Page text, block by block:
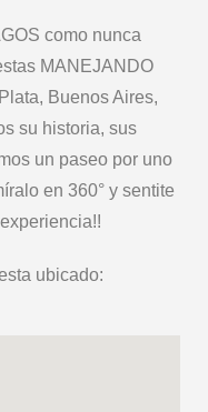
como nunca
MANEJANDO
Buenos Aires,
su historia, sus
un paseo por uno
en 360° y sentite
ubicado: